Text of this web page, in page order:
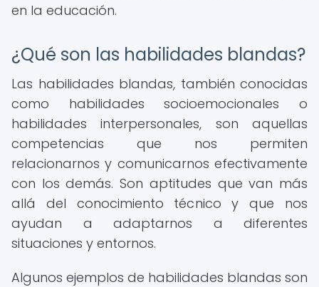
en la educación.
¿Qué son las habilidades blandas?
Las habilidades blandas, también conocidas
como habilidades socioemocionales o
habilidades interpersonales, son aquellas
competencias que nos permiten
relacionarnos y comunicarnos efectivamente
con los demás. Son aptitudes que van más
allá del conocimiento técnico y que nos
ayudan a adaptarnos a diferentes
situaciones y entornos.
Algunos ejemplos de habilidades blandas son